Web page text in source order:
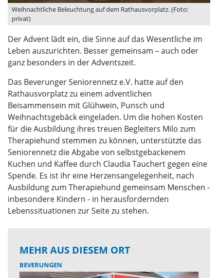
Weihnachtliche Beleuchtung auf dem Rathausvorplatz. (Foto:
privat)
Der Advent lädt ein, die Sinne auf das Wesentliche im
Leben auszurichten. Besser gemeinsam – auch oder
ganz besonders in der Adventszeit.
Das Beverunger Seniorennetz e.V. hatte auf den
Rathausvorplatz zu einem adventlichen
Beisammensein mit Glühwein, Punsch und
Weihnachtsgebäck eingeladen. Um die hohen Kosten
für die Ausbildung ihres treuen Begleiters Milo zum
Therapiehund stemmen zu können, unterstützte das
Seniorennetz die Abgabe von selbstgebackenem
Kuchen und Kaffee durch Claudia Tauchert gegen eine
Spende. Es ist ihr eine Herzensangelegenheit, nach
Ausbildung zum Therapiehund gemeinsam Menschen -
inbesondere Kindern - in herausfordernden
Lebenssituationen zur Seite zu stehen.
MEHR AUS DIESEM ORT
BEVERUNGEN